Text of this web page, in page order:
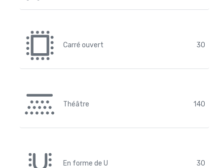
Carré ouvert 30
Théâtre 140
En forme de U 30